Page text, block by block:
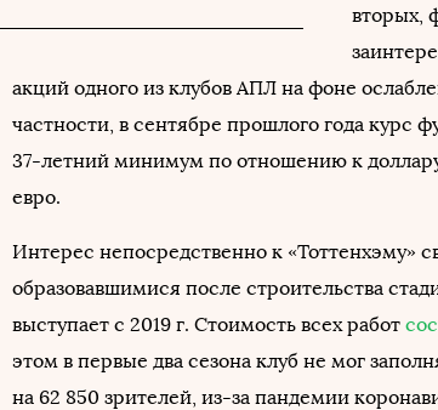
вторых,
акций одного из клубов АПЛ на фоне
частности, в сентябре прошлого года курс
37-летний минимум по отношению к
евро.
Интерес непосредственно к «Тоттенхэму»
образовавшимися после строительства
выступает с 2019 г. Стоимость всех работ
этом в первые два сезона клуб не мог
на 62 850 зрителей, из-за пандемии